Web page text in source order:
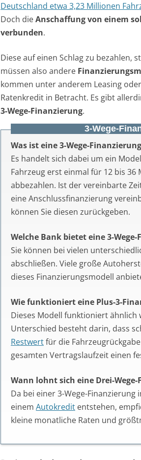
Deutschland etwa 3,23 Millionen
Doch dieAnschaffung von einem
verbunden.
Diese auf einen Schlag zu bezahlen,
müssen also andere
kommen unter anderem Leasing
Ratenkredit in Betracht. Es gibt
3-Wege-Finanzierung.
3-Wege-
Was ist eine 3-Wege-
Es handelt sich dabei um ein
Fahrzeug erst einmal für 12 bis
abbezahlen. Ist der vereinbarte
eine Anschlussfinanzierung
können Sie diesen zurückgeben.
Welche Bank bietet eine 3-
Sie können bei vielen
abschließen. Viele große
dieses Finanzierungsmodell
Wie funktioniert eine Plus-3-
Dieses Modell funktioniert ähnlich
Unterschied besteht darin, dass
Restwertfür die
gesamten Vertragslaufzeit einen
Wann lohnt sich eine Drei-
Da bei einer 3-Wege-
einem Autokredit entstehen,
kleine monatliche Raten und